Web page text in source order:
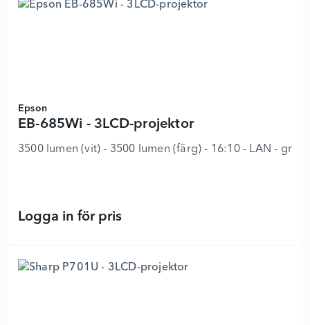
Epson
EB-685Wi - 3LCD-projektor
3500 lumen (vit) - 3500 lumen (färg) - 16:10 - LAN - grå,
Logga in för prisEB-685Wi - 3LCD-projektor -